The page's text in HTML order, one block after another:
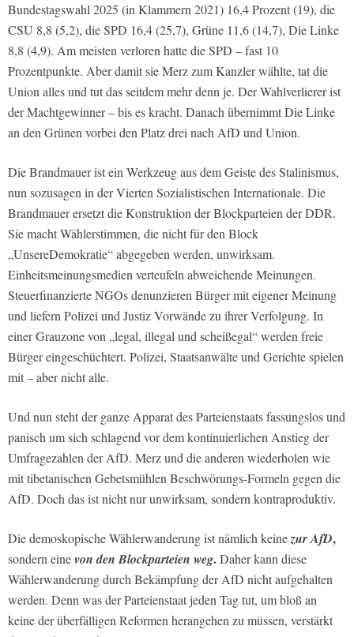
Bundestagswahl 2025 (in Klammern 2021) 16,4 Prozent (19), die
CSU 8,8 (5,2), die SPD 16,4 (25,7), Grüne 11,6 (14,7), Die Linke
8,8 (4,9). Am meisten verloren hatte die SPD – fast 10
Prozentpunkte. Aber damit sie Merz zum Kanzler wählte, tat die
Union alles und tut das seitdem mehr denn je. Der Wahlverlierer ist
der Machtgewinner – bis es kracht. Danach übernimmt Die Linke
an den Grünen vorbei den Platz drei nach AfD und Union.
Die Brandmauer ist ein Werkzeug aus dem Geiste des Stalinismus,
nun sozusagen in der Vierten Sozialistischen Internationale. Die
Brandmauer ersetzt die Konstruktion der Blockparteien der DDR.
Sie macht Wählerstimmen, die nicht für den Block
„UnsereDemokratie“ abgegeben werden, unwirksam.
Einheitsmeinungsmedien verteufeln abweichende Meinungen.
Steuerfinanzierte NGOs denunzieren Bürger mit eigener Meinung
und liefern Polizei und Justiz Vorwände zu ihrer Verfolgung. In
einer Grauzone von „legal, illegal und scheißegal“ werden freie
Bürger eingeschüchtert. Polizei, Staatsanwälte und Gerichte spielen
mit – aber nicht alle.
Und nun steht der ganze Apparat des Parteienstaats fassungslos und
panisch um sich schlagend vor dem kontinuierlichen Anstieg der
Umfragezahlen der AfD. Merz und die anderen wiederholen wie
mit tibetanischen Gebetsmühlen Beschwörungs-Formeln gegen die
AfD. Doch das ist nicht nur unwirksam, sondern kontraproduktiv.
Die demoskopische Wählerwanderung ist nämlich keinezur AfD,
sondern einevon den Blockparteien weg.Daher kann diese
Wählerwanderung durch Bekämpfung der AfD nicht aufgehalten
werden. Denn was der Parteienstaat jeden Tag tut, um bloß an
keine der überfälligen Reformen herangehen zu müssen, verstärkt